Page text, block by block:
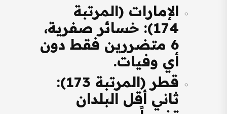
الإمارات (المرتبة
174): خسائر صفرية،
6 متضررين فقط دون
أي وفيات.
قطر (المرتبة 173):
ثاني أقل البلدان